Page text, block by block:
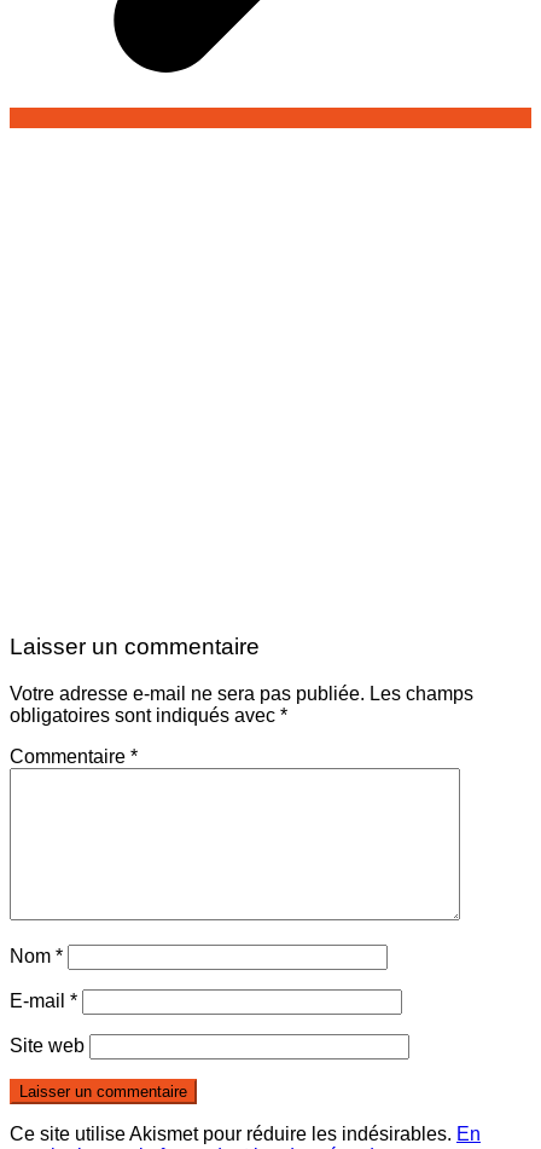
Laisser un commentaire
Votre adresse e-mail ne sera pas publiée. Les champs
obligatoires sont indiqués avec *
Commentaire *
Nom *
E-mail *
Site web
Ce site utilise Akismet pour réduire les indésirables. En